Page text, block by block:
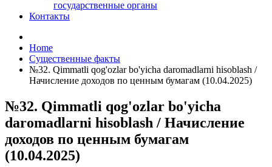
государственные органы
Контакты
Home
Существенные факты
№32. Qimmatli qog'ozlar bo'yicha daromadlarni hisoblash /
Начисление доходов по ценным бумагам (10.04.2025)
№32. Qimmatli qog'ozlar bo'yicha
daromadlarni hisoblash / Начисление
доходов по ценным бумагам
(10.04.2025)